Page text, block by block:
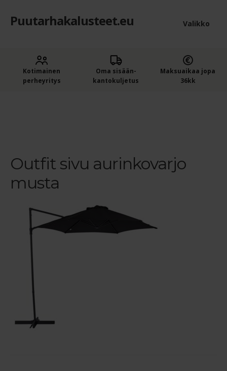
Siirry
Siirry
Puutarhakalusteet.eu Valikko
Puutarhakalusteet
Yleiset ehdot
Maksuehdot
Reklamaatiolomake
Kotimainen
perheyritys
Oma sisään­
kantokuljetus
Maksuaikaa jopa
36kk
Outfit sivu aurinkovarjo
musta